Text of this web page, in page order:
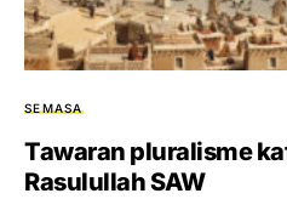
SEMASA
Tawaran pluralisme
Rasulullah SAW